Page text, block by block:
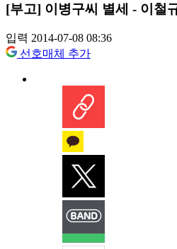
[부고] 이병구씨 별세 - 이철
입력 2014-07-08 08:36
선호매체 추가